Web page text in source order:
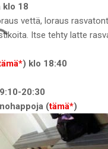
klo 18
vettä, loraus
Itse tehty latte
) klo 18:40
20:30
(tämä*)